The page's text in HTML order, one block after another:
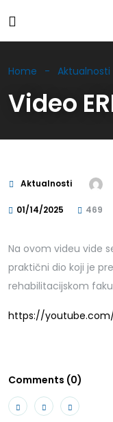
Home Aktualnosti
Video
Aktualnosti
01/14/2025 469
Na ovom videu vide
praktični dio koji je
rehabilitacijskom
https://youtube.com/
Comments (0)